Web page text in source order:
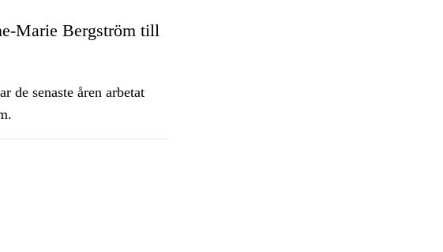
Marie Bergström till
de senaste åren arbetat